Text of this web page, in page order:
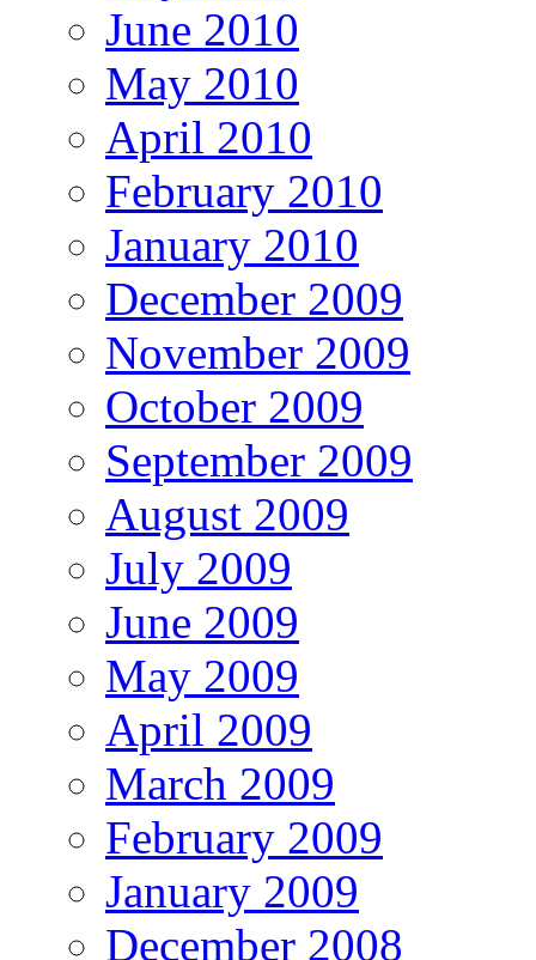
June 2010
May 2010
April 2010
February 2010
January 2010
December 2009
November 2009
October 2009
September 2009
August 2009
July 2009
June 2009
May 2009
April 2009
March 2009
February 2009
January 2009
December 2008